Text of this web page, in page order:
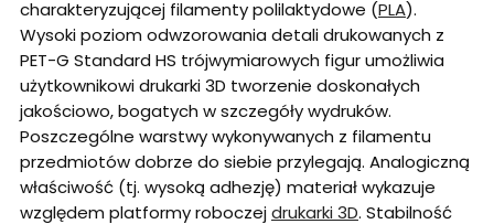
charakteryzującej filamenty polilaktydowe (PLA).
Wysoki poziom odwzorowania detali drukowanych z
PET-G Standard HS trójwymiarowych figur umożliwia
użytkownikowi drukarki 3D tworzenie doskonałych
jakościowo, bogatych w szczegóły wydruków.
Poszczególne warstwy wykonywanych z filamentu
przedmiotów dobrze do siebie przylegają. Analogiczną
właściwość (tj. wysoką adhezję) materiał wykazuje
względem platformy roboczejdrukarki 3D. Stabilność